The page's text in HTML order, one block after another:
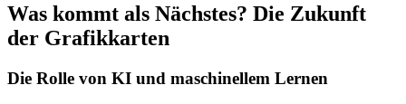
Was kommt als Nächstes? Die Zukunft
der Grafikkarten
Die Rolle von KI und maschinellem Lernen